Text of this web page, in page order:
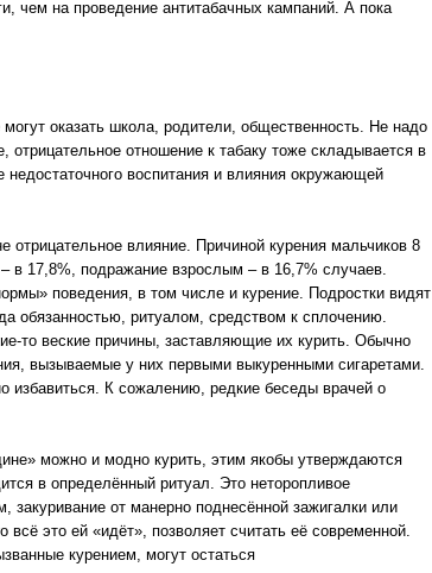
чем на проведение антитабачных кампаний. А пока
оказать школа, родители, общественность. Не надо
отрицательное отношение к табаку тоже складывается в
воспитания и влияния окружающей
влияние. Причиной курения мальчиков 8
в 17,8%, подражание взрослым – в 16,7% случаев.
поведения, в том числе и курение. Подростки видят
обязанностью, ритуалом, средством к сплочению.
то веские причины, заставляющие их курить. Обычно
вызываемые у них первыми выкуренными сигаретами.
избавиться. К сожалению, редкие беседы врачей о
можно и модно курить, этим якобы утверждаются
в определённый ритуал. Это неторопливое
от манерно поднесённой зажигалки или
это ей «идёт», позволяет считать её современной.
курением, могут остаться